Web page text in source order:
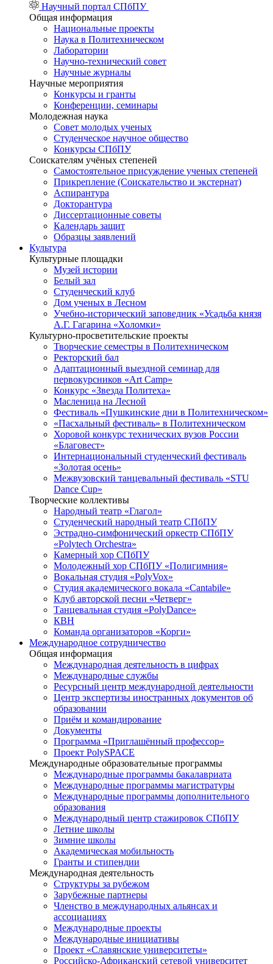
Научный портал СПбПУ
Общая информация
Национальные проекты
Наука в Политехническом
Лаборатории
Научно-технический совет
Научные журналы
Научные мероприятия
Конкурсы и гранты
Конференции, семинары
Молодежная наука
Совет молодых ученых
Студенческое научное общество
Конкурсы СПбПУ
Соискателям учёных степеней
Самостоятельное присуждение ученых степеней
Прикрепление (Соискательство и экстернат)
Аспирантура
Докторантура
Диссертационные советы
Календарь защит
Образцы заявлений
Культура
Культурные площадки
Музей истории
Белый зал
Студенческий клуб
Дом ученых в Лесном
Учебно-исторический заповедник «Усадьба князя
А.Г. Гагарина «Холомки»
Культурно-просветительские проекты
Творческие семестры в Политехническом
Ректорский бал
Адаптационный выездной семинар для
первокурсников «Art Camp»
Конкурс «Звезда Политеха»
Масленица на Лесной
Фестиваль «Пушкинские дни в Политехническом»
«Пасхальный фестиваль» в Политехническом
Хоровой конкурс технических вузов России
«Благовест»
Интернациональный студенческий фестиваль
«Золотая осень»
Межвузовский танцевальный фестиваль «STU
Dance Cup»
Творческие коллективы
Народный театр «Глагол»
Студенческий народный театр СПбПУ
Эстрадно-симфонический оркестр СПбПУ
«Polytech Orchestra»
Камерный хор СПбПУ
Молодежный хор СПбПУ «Полигимния»
Вокальная студия «PolyVox»
Студия академического вокала «Cantabile»
Клуб авторской песни «Четверг»
Танцевальная студия «PolyDance»
КВН
Команда организаторов «Корги»
Международное сотрудничество
Общая информация
Международная деятельность в цифрах
Международные службы
Ресурсный центр международной деятельности
Центр экспертизы иностранных документов об
образовании
Приём и командирование
Документы
Программа «Приглашённый профессор»
Проект PolySPACE
Международные образовательные программы
Международные программы бакалавриата
Международные программы магистратуры
Международные программы дополнительного
образования
Международный центр стажировок СПбПУ
Летние школы
Зимние школы
Академическая мобильность
Гранты и стипендии
Международная деятельность
Структуры за рубежом
Зарубежные партнеры
Членство в международных альянсах и
ассоциациях
Международные проекты
Международные инициативы
Проект «Славянские университеты»
Российско-Африканский сетевой университет